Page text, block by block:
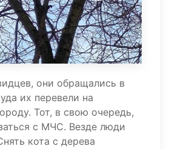
они обращались в
их перевели на
Тот, в свою очередь,
с МЧС. Везде люди
кота с дерева